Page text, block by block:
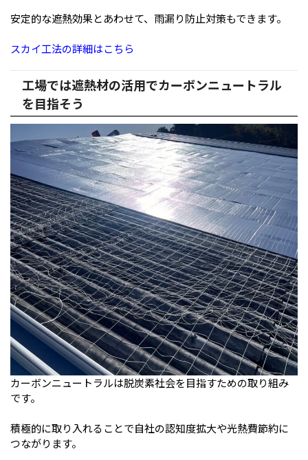
安定的な遮熱効果とあわせて、雨漏り防止対策もできます。
スカイ工法の詳細はこちら
工場では遮熱材の活用でカーボンニュートラル
を目指そう
カーボンニュートラルは脱炭素社会を目指すための取り組み
です。
積極的に取り入れることで自社の認知度拡大や光熱費節約に
つながります。